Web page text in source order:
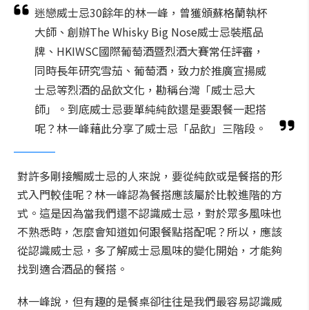
迷戀威士忌30餘年的林一峰，曾獲頒蘇格蘭執杯
大師、創辦The Whisky Big Nose威士忌裝瓶品
牌、HKIWSC國際葡萄酒暨烈酒大賽常任評審，
同時長年研究雪茄、葡萄酒，致力於推廣宣揚威
士忌等烈酒的品飲文化，勘稱台灣「威士忌大
師」。到底威士忌要單純純飲還是要跟餐一起搭
呢？林一峰藉此分享了威士忌「品飲」三階段。
對許多剛接觸威士忌的人來說，要從純飲或是餐搭的形
式入門較佳呢？林一峰認為餐搭應該屬於比較進階的方
式。這是因為當我們還不認識威士忌，對於眾多風味也
不熟悉時，怎麼會知道如何跟餐點搭配呢？所以，應該
從認識威士忌，多了解威士忌風味的變化開始，才能夠
找到適合酒品的餐搭。
林一峰說，但有趣的是餐桌卻往往是我們最容易認識威